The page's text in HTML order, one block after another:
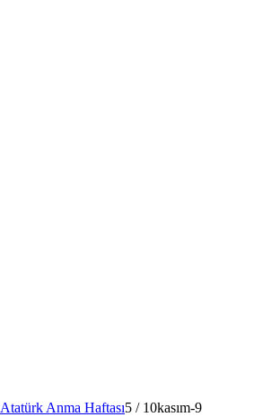
Atatürk Anma Haftası5 / 10kasım-9